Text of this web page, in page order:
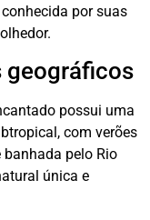
por suas
geográficos
possui uma
com verões
banhada pelo Rio
única e